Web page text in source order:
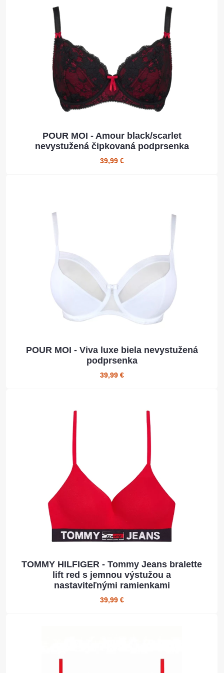
POUR MOI - Amour black/scarlet
nevystužená čipkovaná podprsenka
39,99 €
POUR MOI - Viva luxe biela nevystužená
podprsenka
39,99 €
TOMMY HILFIGER - Tommy Jeans bralette
lift red s jemnou výstužou a
nastaviteľnými ramienkami
39,99 €